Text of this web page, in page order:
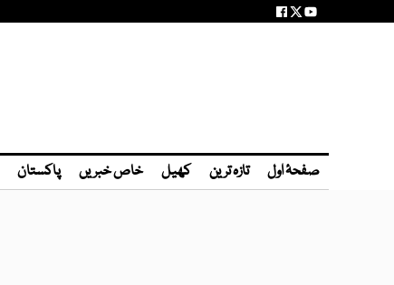
صفحۂ اول تازہ ترین کھیل خاص خبریں پاکستان